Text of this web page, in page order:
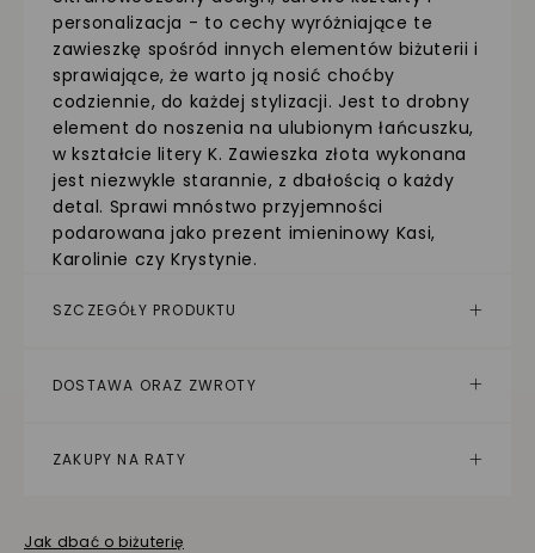
personalizacja - to cechy wyróżniające te
zawieszkę spośród innych elementów biżuterii i
sprawiające, że warto ją nosić choćby
codziennie, do każdej stylizacji. Jest to drobny
element do noszenia na ulubionym łańcuszku,
w kształcie litery K. Zawieszka złota wykonana
jest niezwykle starannie, z dbałością o każdy
detal. Sprawi mnóstwo przyjemności
podarowana jako prezent imieninowy Kasi,
Karolinie czy Krystynie.
SZCZEGÓŁY PRODUKTU
DOSTAWA ORAZ ZWROTY
ZAKUPY NA RATY
Jak dbać o biżuterię